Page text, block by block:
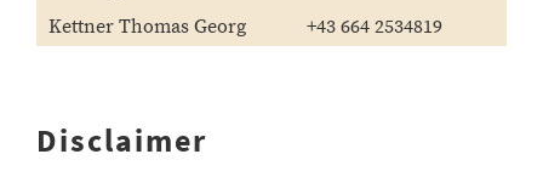
Kettner Thomas Georg
+43 664 2534819
Disclaimer